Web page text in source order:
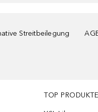
Streitbeilegung
TOP PRODUKTE